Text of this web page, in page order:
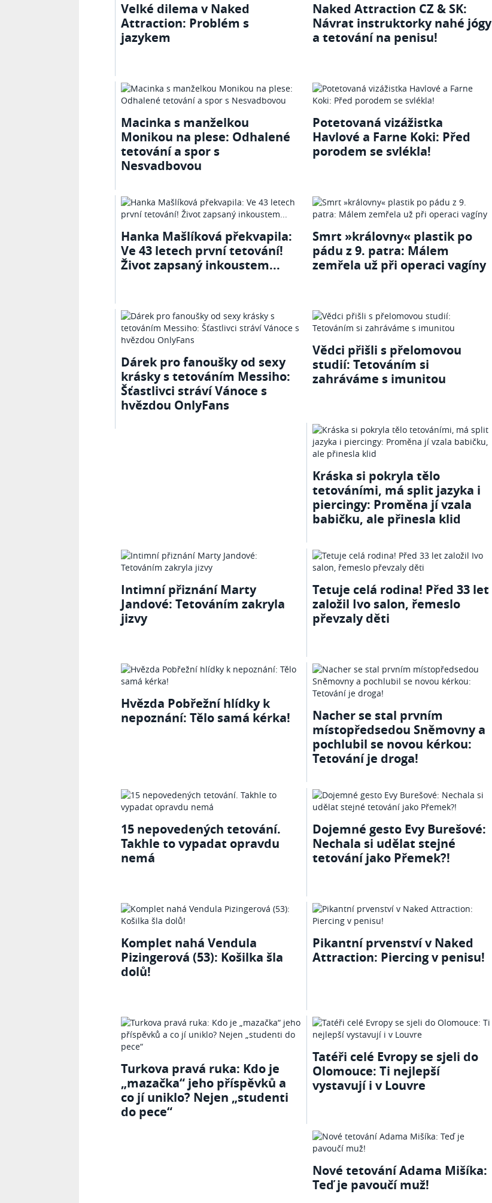
Velké dilema v Naked
Attraction: Problém s
jazykem
Naked Attraction CZ & SK:
Návrat instruktorky nahé jógy
a tetování na penisu!
Macinka s manželkou
Monikou na plese: Odhalené
tetování a spor s
Nesvadbovou
Potetovaná vizážistka
Havlové a Farne Koki: Před
porodem se svlékla!
Hanka Mašlíková překvapila:
Ve 43 letech první tetování!
Život zapsaný inkoustem...
Smrt »královny« plastik po
pádu z 9. patra: Málem
zemřela už při operaci vagíny
Dárek pro fanoušky od sexy
krásky s tetováním Messiho:
Šťastlivci stráví Vánoce s
hvězdou OnlyFans
Vědci přišli s přelomovou
studií: Tetováním si
zahráváme s imunitou
Kráska si pokryla tělo
tetováními, má split jazyka i
piercingy: Proměna jí vzala
babičku, ale přinesla klid
Intimní přiznání Marty
Jandové: Tetováním zakryla
jizvy
Tetuje celá rodina! Před 33 let
založil Ivo salon, řemeslo
převzaly děti
Hvězda Pobřežní hlídky k
nepoznání: Tělo samá kérka!
Nacher se stal prvním
místopředsedou Sněmovny a
pochlubil se novou kérkou:
Tetování je droga!
15 nepovedených tetování.
Takhle to vypadat opravdu
nemá
Dojemné gesto Evy Burešové:
Nechala si udělat stejné
tetování jako Přemek?!
Komplet nahá Vendula
Pizingerová (53): Košilka šla
dolů!
Pikantní prvenství v Naked
Attraction: Piercing v penisu!
Turkova pravá ruka: Kdo je
„mazačka“ jeho příspěvků a
co jí uniklo? Nejen „studenti
do pece“
Tatéři celé Evropy se sjeli do
Olomouce: Ti nejlepší
vystavují i v Louvre
Nové tetování Adama Mišíka:
Teď je pavoučí muž!